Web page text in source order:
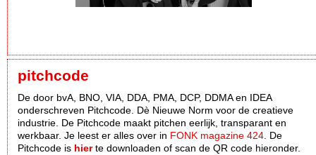
pitchcode
De door bvA, BNO, VIA, DDA, PMA, DCP, DDMA en IDEA
onderschreven Pitchcode. Dè Nieuwe Norm voor de creatieve
industrie. De Pitchcode maakt pitchen eerlijk, transparant en
werkbaar. Je leest er alles over in FONK magazine 424. De
Pitchcode is hierte downloaden of scan de QR code hieronder.